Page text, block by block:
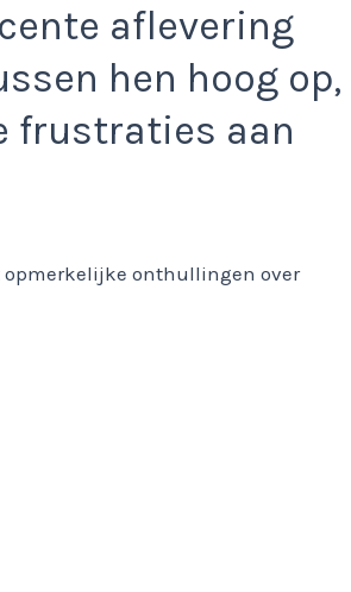
aflevering
hen hoog op,
frustraties aan